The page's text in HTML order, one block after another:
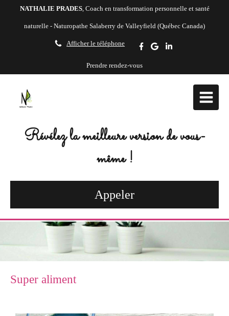
NATHALIE PRADES, Coach en transformation personnelle et santé
naturelle - Naturopathe Salaberry de Valleyfield (Québec Canada)
Afficher le téléphone
Prendre rendez-vous
Révélez la meilleure version de vous-
même !
Appeler
Super aliment